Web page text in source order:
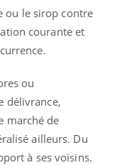
ou le sirop contre
courante et
ou
délivrance,
marché de
ailleurs. Du
à ses voisins.